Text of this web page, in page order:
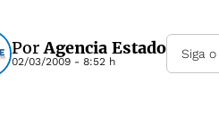
PorAgencia Estado
02/03/2009 - 8:52 h
Siga o